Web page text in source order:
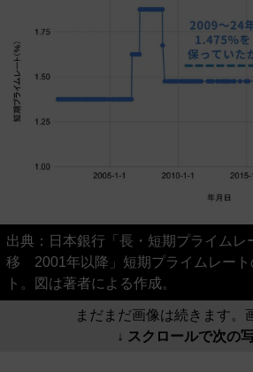
出典：日本銀行「長・短期プライムレ
移 2001年以降」短期プライムレート
ト。図は著者による作成。
まだまだ画像は続きます。
↓ スクロールで次の